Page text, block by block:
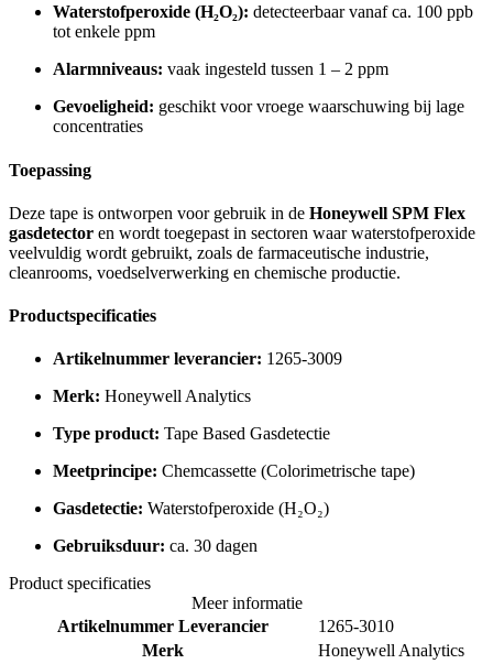
Waterstofperoxide (H₂O₂): detecteerbaar vanaf ca. 100 ppb
tot enkele ppm
Alarmniveaus: vaak ingesteld tussen 1 – 2 ppm
Gevoeligheid: geschikt voor vroege waarschuwing bij lage
concentraties
Toepassing
Deze tape is ontworpen voor gebruik in de Honeywell SPM Flex
gasdetector en wordt toegepast in sectoren waar waterstofperoxide
veelvuldig wordt gebruikt, zoals de farmaceutische industrie,
cleanrooms, voedselverwerking en chemische productie.
Productspecificaties
Artikelnummer leverancier: 1265-3009
Merk: Honeywell Analytics
Type product: Tape Based Gasdetectie
Meetprincipe: Chemcassette (Colorimetrische tape)
Gasdetectie: Waterstofperoxide (H₂O₂)
Gebruiksduur: ca. 30 dagen
Product specificaties
Meer informatie
Artikelnummer Leverancier
1265-3010
Merk
Honeywell Analytics